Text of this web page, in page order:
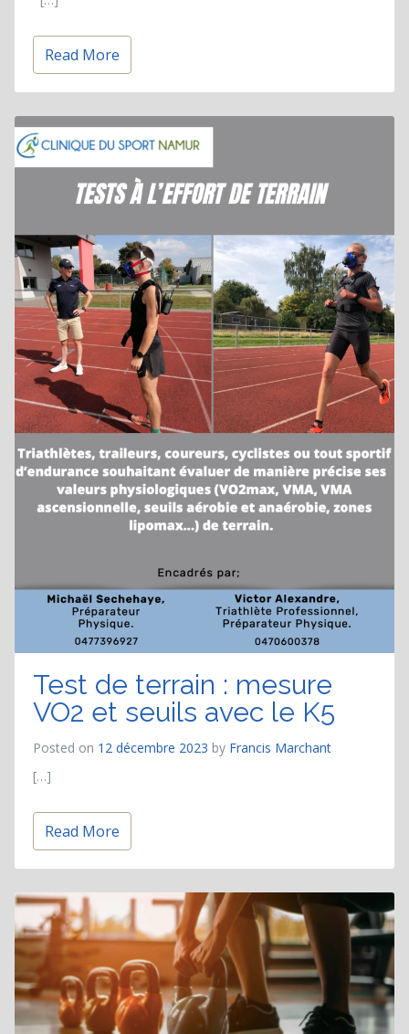
Read More
Test de terrain : mesure
VO2 et seuils avec le K5
Posted on 12 décembre 2023 by Francis Marchant
[…]
Read More